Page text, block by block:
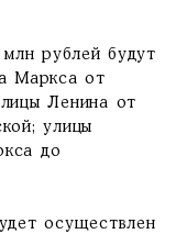
рублей будут
Маркса от
Ленина от
улицы
до
осуществлен